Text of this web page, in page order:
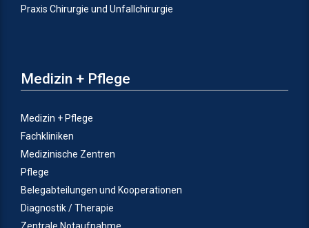
Praxis Chirurgie und Unfallchirurgie
Medizin + Pflege
Medizin + Pflege
Fachkliniken
Medizinische Zentren
Pflege
Belegabteilungen und Kooperationen
Diagnostik / Therapie